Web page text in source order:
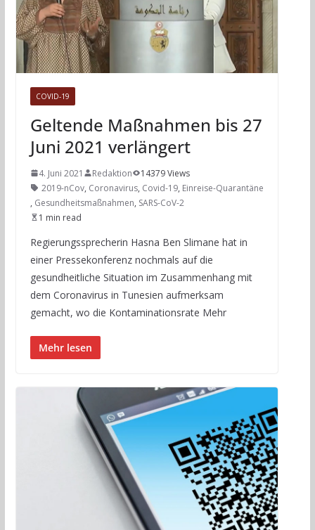
COVID-19
Geltende Maßnahmen bis 27
Juni 2021 verlängert
4. Juni 2021 Redaktion
14379 Views
2019-nCov, Coronavirus, Covid-19, Einreise-Quarantäne
, Gesundheitsmaßnahmen, SARS-CoV-2
1 min read
Regierungssprecherin Hasna Ben Slimane hat in
einer Pressekonferenz nochmals auf die
gesundheitliche Situation im Zusammenhang mit
dem Coronavirus in Tunesien aufmerksam
gemacht, wo die Kontaminationsrate Mehr
Mehr lesen